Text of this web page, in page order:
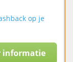
op je
informatie